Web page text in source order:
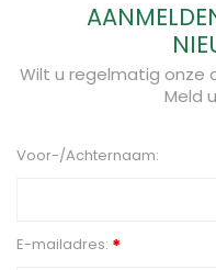
Wilt u regelmatig onze
Meld
Voor-/Achternaam:
E-mailadres: *